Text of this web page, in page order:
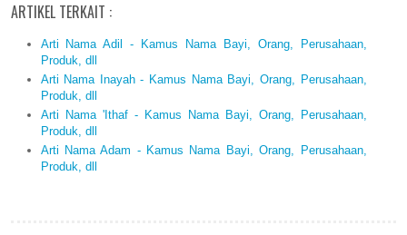
ARTIKEL TERKAIT :
Arti Nama Adil - Kamus Nama Bayi, Orang, Perusahaan,
Produk, dll
Arti Nama Inayah - Kamus Nama Bayi, Orang, Perusahaan,
Produk, dll
Arti Nama 'Ithaf - Kamus Nama Bayi, Orang, Perusahaan,
Produk, dll
Arti Nama Adam - Kamus Nama Bayi, Orang, Perusahaan,
Produk, dll